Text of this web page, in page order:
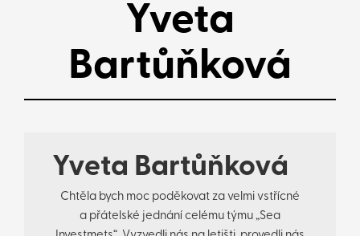
Yveta
Bartůňková
Yveta Bartůňková
Chtěla bych moc poděkovat za velmi vstřícné
a přátelské jednání celému týmu „Sea